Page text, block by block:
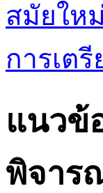
สมัยใหม่
การเต
แนวข้
พิจาร